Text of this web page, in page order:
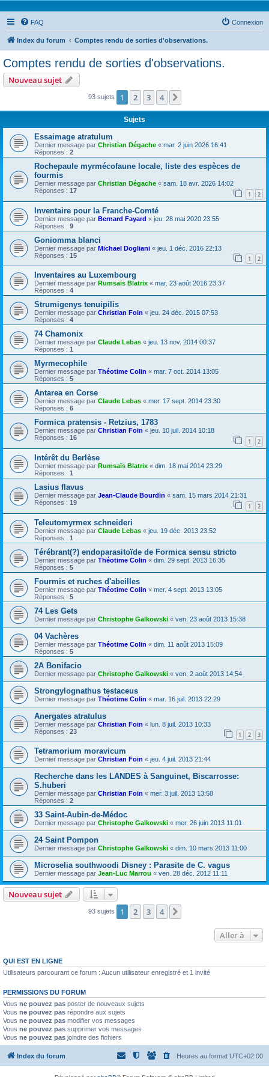
FAQ Connexion
Index du forum Comptes rendu de sorties d'observations.
Comptes rendu de sorties d'observations.
Nouveau sujet
93 sujets 1 2 3 4
Sujets
Essaimage atratulum
Dernier message par Christian Dégache « mar. 2 juin 2026 16:41
Réponses : 2
Rochepaule myrmécofaune locale, liste des espèces de
fourmis
Dernier message par Christian Dégache « sam. 18 avr. 2026 14:02
Réponses : 17 1 2
Inventaire pour la Franche-Comté
Dernier message par Bernard Fayard « jeu. 28 mai 2020 23:55
Réponses : 9
Goniomma blanci
Dernier message par Michael Dogliani « jeu. 1 déc. 2016 22:13
Réponses : 15 1 2
Inventaires au Luxembourg
Dernier message par Rumsaïs Blatrix « mar. 23 août 2016 23:37
Réponses : 4
Strumigenys tenuipilis
Dernier message par Christian Foin « jeu. 24 déc. 2015 07:53
Réponses : 4
74 Chamonix
Dernier message par Claude Lebas « jeu. 13 nov. 2014 00:37
Réponses : 1
Myrmecophile
Dernier message par Théotime Colin « mar. 7 oct. 2014 13:05
Réponses : 5
Antarea en Corse
Dernier message par Claude Lebas « mer. 17 sept. 2014 23:30
Réponses : 6
Formica pratensis - Retzius, 1783
Dernier message par Christian Foin « jeu. 10 juil. 2014 10:18
Réponses : 16 1 2
Intérêt du Berlèse
Dernier message par Rumsaïs Blatrix « dim. 18 mai 2014 23:29
Réponses : 1
Lasius flavus
Dernier message par Jean-Claude Bourdin « sam. 15 mars 2014 21:31
Réponses : 19 1 2
Teleutomyrmex schneideri
Dernier message par Claude Lebas « jeu. 19 déc. 2013 23:52
Réponses : 1
Térébrant(?) endoparasitoïde de Formica sensu stricto
Dernier message par Théotime Colin « dim. 29 sept. 2013 16:35
Réponses : 5
Fourmis et ruches d'abeilles
Dernier message par Théotime Colin « mer. 4 sept. 2013 13:05
Réponses : 5
74 Les Gets
Dernier message par Christophe Galkowski « ven. 23 août 2013 15:38
04 Vachères
Dernier message par Théotime Colin « dim. 11 août 2013 15:09
Réponses : 5
2A Bonifacio
Dernier message par Christophe Galkowski « ven. 2 août 2013 14:54
Strongylognathus testaceus
Dernier message par Théotime Colin « mar. 16 juil. 2013 22:29
Anergates atratulus
Dernier message par Christian Foin « lun. 8 juil. 2013 10:33
Réponses : 23 1 2 3
Tetramorium moravicum
Dernier message par Christian Foin « jeu. 4 juil. 2013 21:44
Recherche dans les LANDES à Sanguinet, Biscarrosse:
S.huberi
Dernier message par Christian Foin « mer. 3 juil. 2013 13:58
Réponses : 2
33 Saint-Aubin-de-Médoc
Dernier message par Christophe Galkowski « mer. 26 juin 2013 11:01
24 Saint Pompon
Dernier message par Christophe Galkowski « dim. 10 mars 2013 11:00
Microselia southwoodi Disney : Parasite de C. vagus
Dernier message par Jean-Luc Marrou « ven. 28 déc. 2012 11:11
Nouveau sujet
93 sujets 1 2 3 4
Aller à
QUI EST EN LIGNE
Utilisateurs parcourant ce forum : Aucun utilisateur enregistré et 1 invité
PERMISSIONS DU FORUM
Vous ne pouvez pas poster de nouveaux sujets
Vous ne pouvez pas répondre aux sujets
Vous ne pouvez pas modifier vos messages
Vous ne pouvez pas supprimer vos messages
Vous ne pouvez pas joindre des fichiers
Index du forum Heures au format UTC+02:00